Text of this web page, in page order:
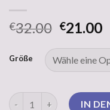
€32.00 €21.00
Größe
pullover mit IN